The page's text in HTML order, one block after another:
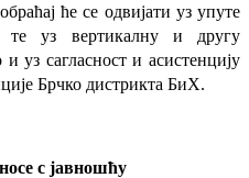
ће се одвијати уз упуте
те уз вертикалну и другу
и уз сагласност и асистенцију
Брчко дистрикта БиХ.
с јавношћу